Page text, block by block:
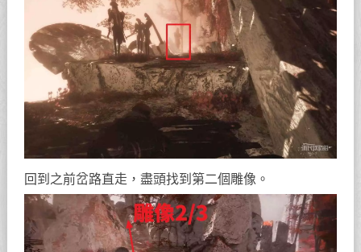
回到之前岔路直走，盡頭找到第二個雕像。